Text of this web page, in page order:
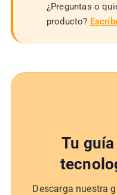
¿Preguntas o
producto?
Tu
Descarga nuestra